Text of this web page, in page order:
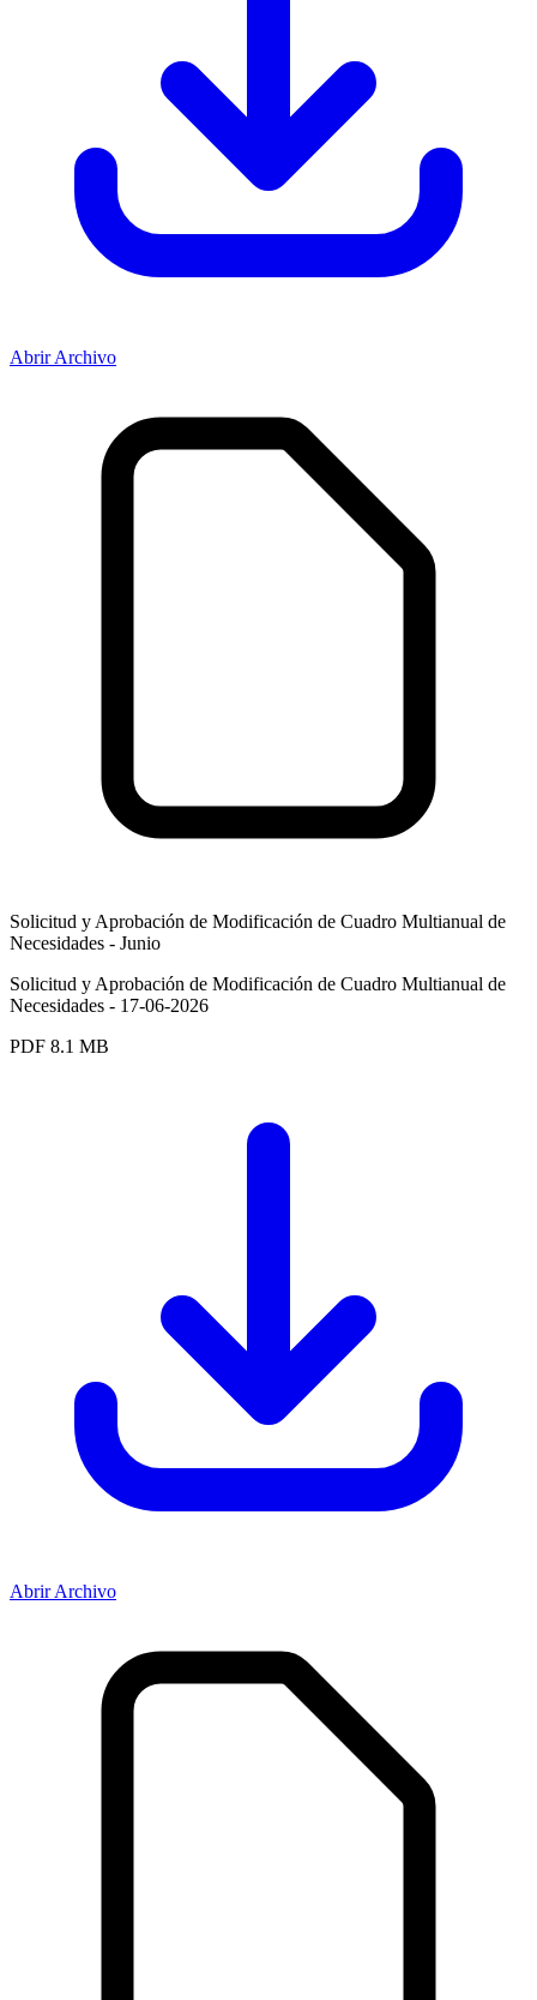
Abrir Archivo
Solicitud y Aprobación de Modificación de Cuadro Multianual de
Necesidades - Junio
Solicitud y Aprobación de Modificación de Cuadro Multianual de
Necesidades - 17-06-2026
PDF 8.1 MB
Abrir Archivo